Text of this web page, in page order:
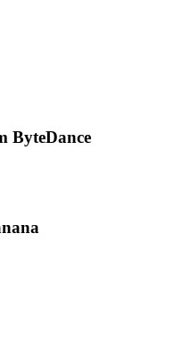
ByteDance